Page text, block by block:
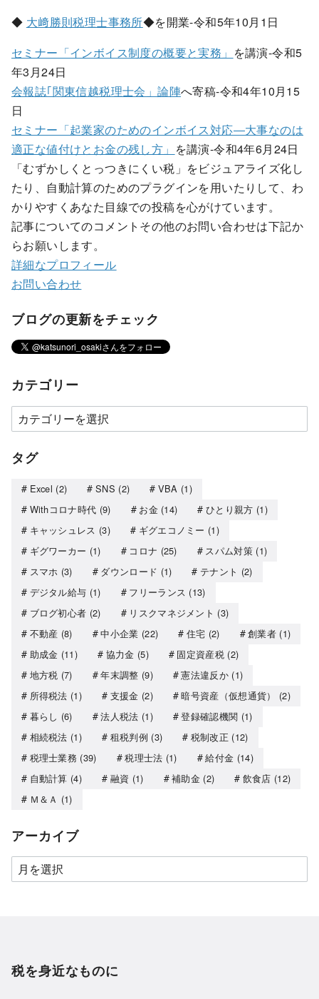
◆ 大﨑勝則税理士事務所◆を開業-令和5年10月1日
セミナー「インボイス制度の概要と実務」 を講演-令和5
年3月24日
会報誌｢関東信越税理士会」論陣へ寄稿-令和4年10月15
日
セミナー「起業家のためのインボイス対応―大事なのは
適正な値付けとお金の残し方」 を講演-令和4年6月24日
「むずかしくとっつきにくい税」をビジュアライズ化し
たり、自動計算のためのプラグインを用いたりして、わ
かりやすくあなた目線での投稿を心がけています。
記事についてのコメントその他のお問い合わせは下記か
らお願いします。
詳細なプロフィール
お問い合わせ
ブログの更新をチェック
カテゴリー
タグ
Excel (2) SNS (2) VBA (1)
Withコロナ時代 (9) お金(14) ひとり親方 (1)
キャッシュレス (3) ギグエコノミー (1)
ギグワーカー (1) コロナ (25) スパム対策(1)
スマホ (3) ダウンロード (1) テナント (2)
デジタル給与 (1) フリーランス (13)
ブログ初心者 (2) リスクマネジメント (3)
不動産 (8) 中小企業 (22) 住宅 (2) 創業者 (1)
助成金 (11) 協力金 (5) 固定資産税(2)
地方税 (7) 年末調整 (9) 憲法違反か(1)
所得税法 (1) 支援金 (2) 暗号資産（仮想通貨）
(2)
暮らし (6) 法人税法 (1) 登録確認機関 (1)
相続税法 (1) 租税判例 (3) 税制改正 (12)
税理士業務 (39) 税理士法 (1) 給付金 (14)
自動計算 (4) 融資 (1) 補助金 (2) 飲食店 (12)
Ｍ＆Ａ (1)
アーカイブ
税を身近なものに